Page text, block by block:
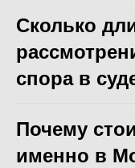
Сколько
спора в
Почему
именно в